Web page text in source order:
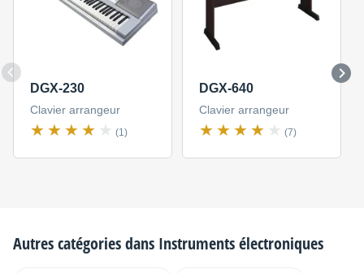
DGX-230
Clavier arrangeur
(1)
DGX-640
Clavier arrangeur
(7)
Autres catégories dans Instruments électroniques